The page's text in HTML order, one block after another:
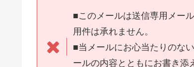
■このメールは送信専用メー
用件は承れません。
■当メールにお心当たりのな
ールの内容とともにお書き添